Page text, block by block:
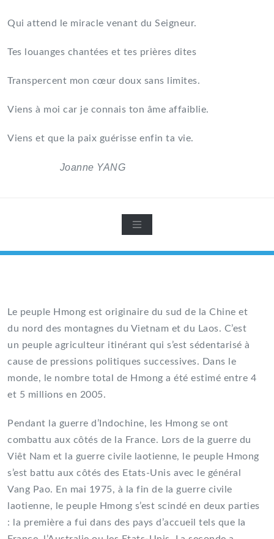
Qui attend le miracle venant du Seigneur.
Tes louanges chantées et tes prières dites
Transpercent mon cœur doux sans limites.
Viens à moi car je connais ton âme affaiblie.
Viens et que la paix guérisse enfin ta vie.
Joanne YANG
Le peuple Hmong est originaire du sud de la Chine et
du nord des montagnes du Vietnam et du Laos. C’est
un peuple agriculteur itinérant qui s’est sédentarisé à
cause de pressions politiques successives. Dans le
monde, le nombre total de Hmong a été estimé entre 4
et 5 millions en 2005.
Pendant la guerre d’Indochine, les Hmong se ont
combattu aux côtés de la France. Lors de la guerre du
Viêt Nam et la guerre civile laotienne, le peuple Hmong
s’est battu aux côtés des Etats-Unis avec le général
Vang Pao. En mai 1975, à la fin de la guerre civile
laotienne, le peuple Hmong s’est scindé en deux parties
: la première a fui dans des pays d’accueil tels que la